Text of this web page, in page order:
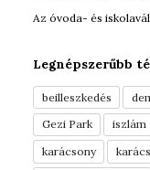
Az óvoda- és
Legnépszerűbb
beilleszkedés
Gezi Park
iszlám
karácsony